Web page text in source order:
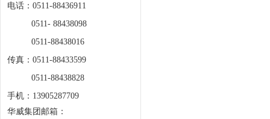
电话：0511-88436911
0511- 88438098
0511-88438016
传真：0511-88433599
0511-88438828
手机：13905287709
华威集团邮箱：